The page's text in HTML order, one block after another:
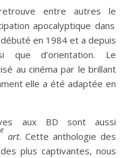
entre autres le
apocalyptique dans
en 1984 et a depuis
que d’orientation. Le
au cinéma par le brillant
elle a été adaptée en
aux BD sont aussi
e
art. Cette anthologie des
plus captivantes, nous